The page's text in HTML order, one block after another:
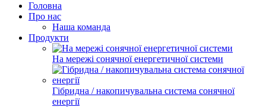
Головна
Про нас
Наша команда
Продукти
На мережі сонячної енергетичної системи
Гібридна / накопичувальна система сонячної
енергії